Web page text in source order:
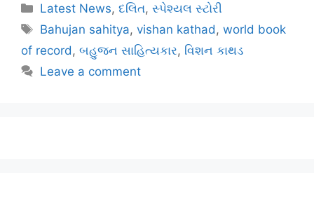
Latest News,દલિત,સ્પેશ્યલ સ્ટોરી
Bahujan sahitya,vishan kathad ,world book
of record , બહુજન સાહિત્યકાર, વિશન કાથડ
Leave a comment